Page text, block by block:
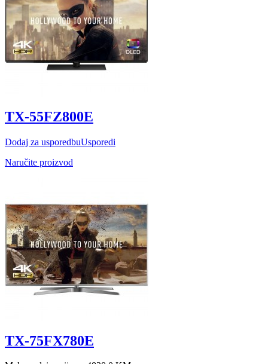
TX-55FZ800E
Dodaj za usporedbuUsporedi
Naručite proizvod
TX-75FX780E